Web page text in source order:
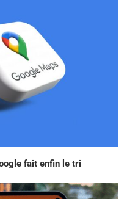
fait enfin le tri